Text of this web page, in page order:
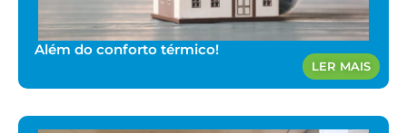
Além do conforto térmico!
LER MAIS